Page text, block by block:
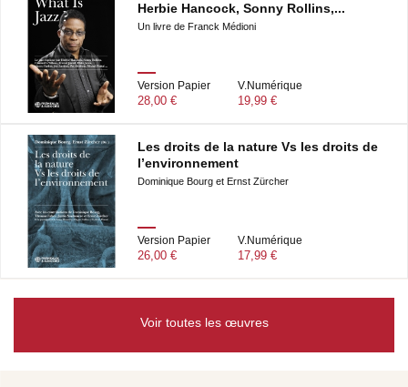
Herbie Hancock, Sonny Rollins,...
Un livre de Franck Médioni
Version Papier
28,00 €
V.Numérique
19,99 €
Les droits de la nature Vs les droits de
l’environnement
Dominique Bourg et Ernst Zürcher
Version Papier
26,00 €
V.Numérique
17,99 €
Voir toutes les œuvres